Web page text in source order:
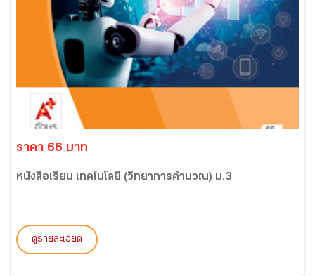
ราคา 66 บาท
หนังสือเรียน เทคโนโลยี (วิทยาการคำนวณ) ม.3
ดูรายละเอียด